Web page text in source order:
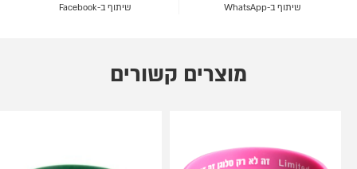
שיתוף ב-WhatsApp שיתוף ב-Facebook
מוצרים קשורים